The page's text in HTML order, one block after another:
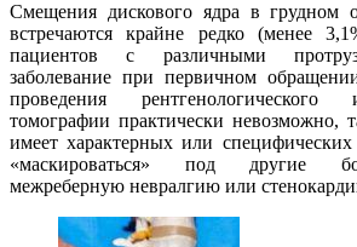
Смещения дискового ядра в грудном
встречаются крайне редко (менее
пациентов с различными
заболевание при первичном
проведения рентгенологического
томографии практически невозможно,
имеет характерных или
«маскироваться» под другие
межреберную невралгию или